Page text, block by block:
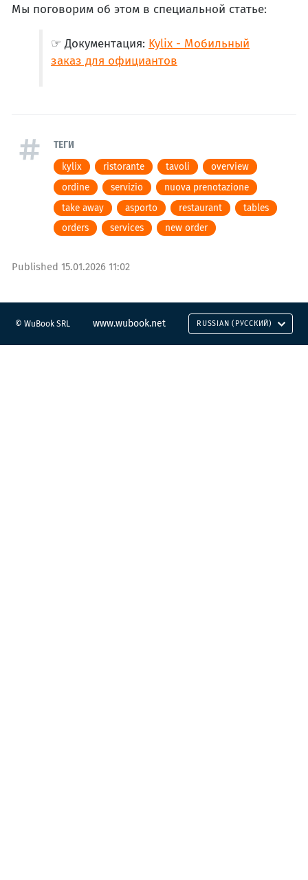
Мы поговорим об этом в специальной статье:
☞ Документация: Kylix - Мобильный
заказ для официантов
ТЕГИ
kylix
ristorante tavoli
overview
ordine
servizio
nuova prenotazione
take away
asporto restaurant
tables
orders
services new order
Published 15.01.2026 11:02
© WuBook SRL www.wubook.net RUSSIAN (РУССКИЙ)